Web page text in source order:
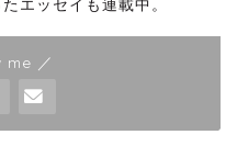
エッセイも連載中。
me ／